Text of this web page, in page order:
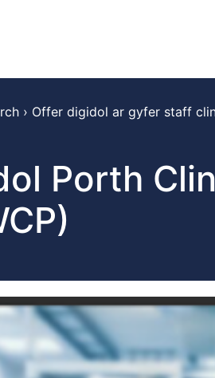
› Offer digidol ar gyfer staff
Porth